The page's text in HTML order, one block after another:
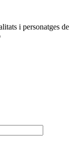
i personatges de